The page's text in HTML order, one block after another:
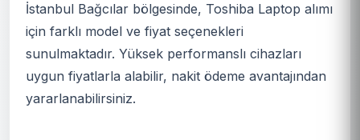
İstanbul Bağcılar bölgesinde, Toshiba Laptop alımı
için farklı model ve fiyat seçenekleri
sunulmaktadır. Yüksek performanslı cihazları
uygun fiyatlarla alabilir, nakit ödeme avantajından
yararlanabilirsiniz.